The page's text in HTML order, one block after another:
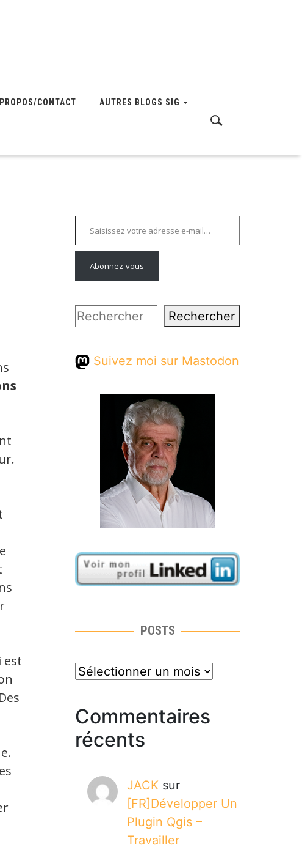
CONTACT AUTRES BLOGS SIG
est
Saisissez votre adresse e-mail…
Abonnez-vous
Rechercher Rechercher
Suivez moi sur Mastodon
POSTS
posts
Commentaires
récents
JACK sur
[FR]Développer Un
Plugin Qgis –
Travailler